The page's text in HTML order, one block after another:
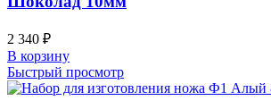
2 340 ₽
В корзину
Быстрый просмотр